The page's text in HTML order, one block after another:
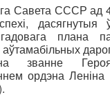
Савета СССР ад
дасягнутыя
плана
званне
ордэна Леніна